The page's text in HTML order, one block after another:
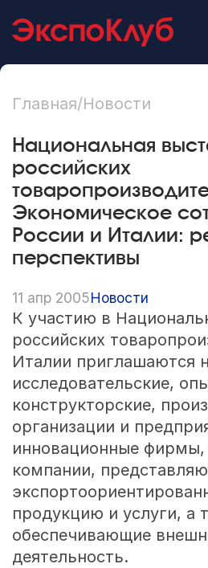
Главная/Новости
Национальная
российских
Экономическое
России и Италии:
перспективы
11 апр 2005Новости
К участию в
российских
Италии приглашаются
исследовательские,
конструкторские,
организации и
инновационные фирмы,
компании,
продукцию и услуги, а
обеспечивающие
деятельность.